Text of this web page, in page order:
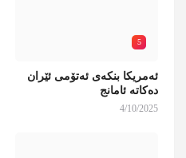
5
ئەمریکا بنکەی ئەتۆمی ئێران
دەکاتە ئامانج
4/10/2025